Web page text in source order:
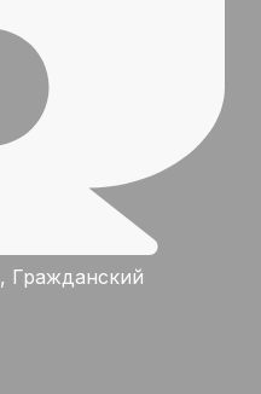
, Гражданский